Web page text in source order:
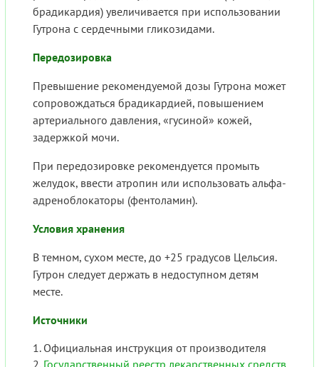
брадикардия) увеличивается при использовании
Гутрона с сердечными гликозидами.
Передозировка
Превышение рекомендуемой дозы Гутрона может
сопровождаться брадикардией, повышением
артериального давления, «гусиной» кожей,
задержкой мочи.
При передозировке рекомендуется промыть
желудок, ввести атропин или использовать альфа-
адреноблокаторы (фентоламин).
Условия хранения
В темном, сухом месте, до +25 градусов Цельсия.
Гутрон следует держать в недоступном детям
месте.
Источники
Официальная инструкция от производителя